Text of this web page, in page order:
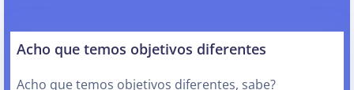
Acho que temos objetivos diferentes
Acho que temos objetivos diferentes, sabe?